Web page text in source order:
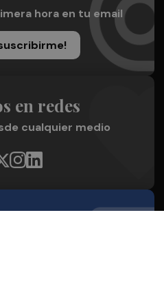
hora en tu email
en redes
cualquier medio